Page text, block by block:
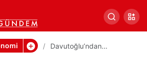
Davutoğlu’ndan
0 Paylaş